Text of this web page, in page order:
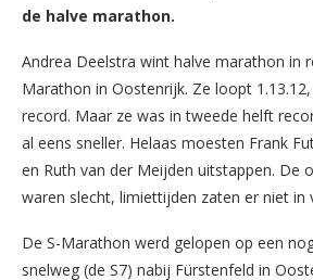
de halve marathon.
Andrea Deelstra wint halve marathon in
Marathon in Oostenrijk. Ze loopt
record. Maar ze was in tweede helft
al eens sneller. Helaas moesten Frank
en Ruth van der Meijden uitstappen. De
waren slecht, limiettijden zaten er niet in
De S-Marathon werd gelopen op een
snelweg (de S7) nabij Fürstenfeld in